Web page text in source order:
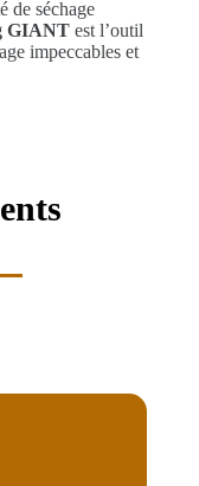
de séchage
GIANTest l’outil
impeccables et